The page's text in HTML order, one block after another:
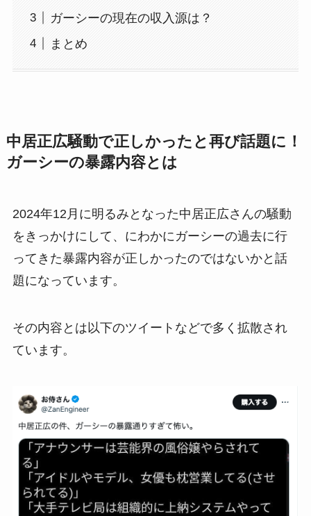
ガーシーの現在の収入源は？
まとめ
中居正広騒動で正しかったと再び話題に！
ガーシーの暴露内容とは
2024年12月に明るみとなった中居正広さんの騒動
をきっかけにして、にわかにガーシーの過去に行
ってきた暴露内容が正しかったのではないかと話
題になっています。
その内容とは以下のツイートなどで多く拡散され
ています。